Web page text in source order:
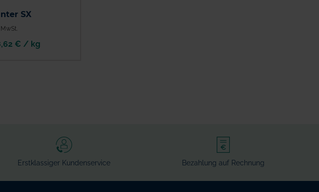
SX
€ / kg
Erstklassiger Kundenservice Bezahlung auf Rechnung